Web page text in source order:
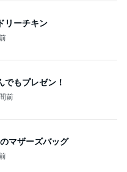
リーチキン
でもプレゼン！
前
マザーズバッグ